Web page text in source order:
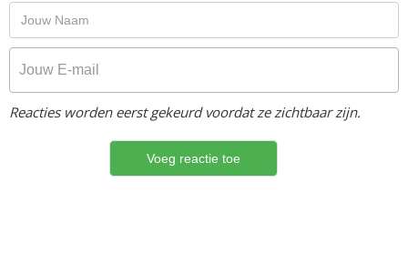
Reacties worden eerst gekeurd voordat ze zichtbaar zijn.